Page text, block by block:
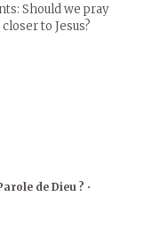
Should we pray
to Jesus?
de Dieu ? •